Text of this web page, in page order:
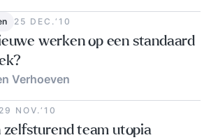
25 DEC.‘10
werken op een standaard
Verhoeven
29 NOV.‘10
zelfsturend team utopia